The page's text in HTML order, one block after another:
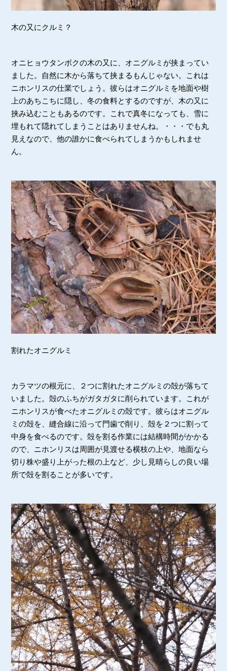
木の又にクルミ？
オニヒョウタンボクの木の又に、オニグルミが挟まってい
ました。自然に木から落ちて挟まるもんじゃない。これは
ニホンリスの仕業でしょう。彼らはオニグルミを地面や樹
上のあちこちに隠し、冬の食料とするのですが、木の又に
挟み込むこともあるのです。これで真冬になっても、雪に
埋もれて隠れてしまうことはありませんね。・・・でも丸
見えなので、他の誰かに食べられてしまうかもしれませ
ん。
割れたオニグルミ
カラマツの根元に、２つに割れたオニグルミの殻が落ちて
いました。殻のふちがガタガタに削られています。これが
ニホンリスが食べたオニグルミの殻です。彼らはオニグル
ミの殻を、縫合線に沿って門歯で削り、殻を２つに割って
中身を食べるのです。殻を割る作業には結構時間がかかる
ので、ニホンリスは周囲が見渡せる横枝の上や、地面なら
切り株や盛り上がった根の上など、少し見晴らしの良い場
所で殻を割ることが多いです。